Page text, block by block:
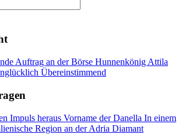
Auftrag an der Börse Hunnenkönig Attila
Übereinstimmend
Impuls heraus Vorname der Danella In einem
Region an der Adria Diamant